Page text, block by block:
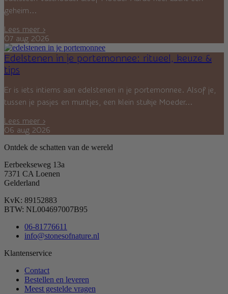
geheim...
Lees meer ›
07 aug 2026
Edelstenen in je portemonnee: ritueel, keuze &
tips
Er is iets intiems aan edelstenen in je portemonnee. Alsof je,
tussen je pasjes en muntjes, een klein stukje Moeder...
Lees meer ›
06 aug 2026
Ontdek de schatten van de wereld
Eerbeekseweg 13a
7371 CA Loenen
Gelderland
KvK: 89152883
BTW: NL004697007B95
06-81776611
info@stonesofnature.nl
Klantenservice
Contact
Bestellen en leveren
Meest gestelde vragen